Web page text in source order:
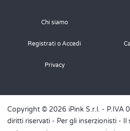
Chi siamo
Registrati o Accedi
Privacy
Copyright © 2026 iPink S.r.l. - P.IVA
diritti riservati - Per gli inserzionisti - Il